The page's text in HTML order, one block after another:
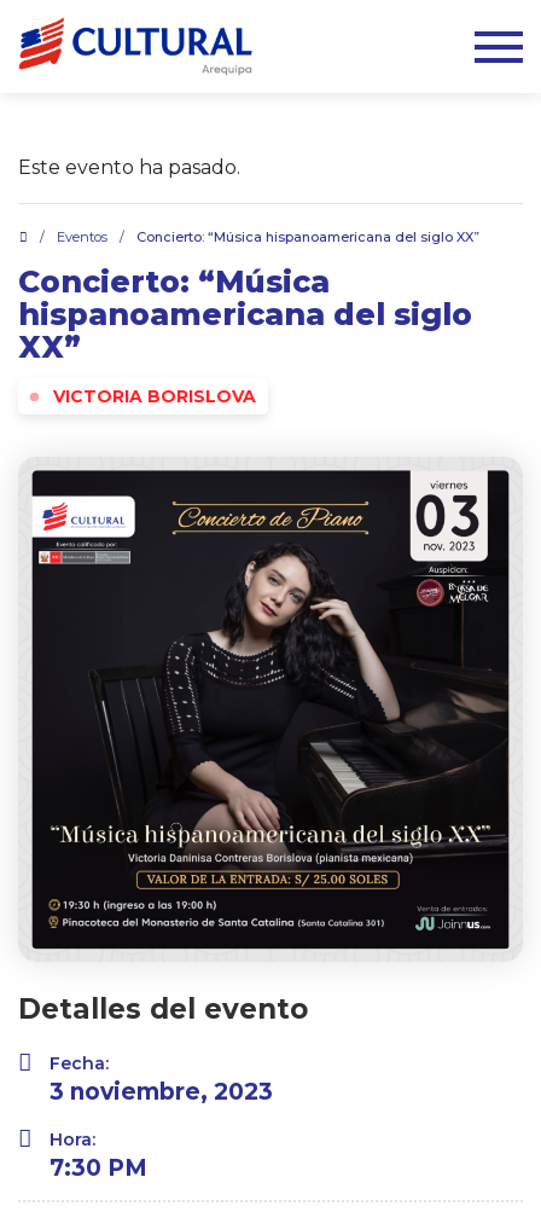
Este evento ha pasado.
/ Eventos / Concierto: “Música hispanoamericana del siglo XX”
Concierto: “Música
hispanoamericana del siglo
XX”
VICTORIA BORISLOVA
Detalles del evento
Fecha:
3 noviembre, 2023
Hora:
7:30 PM